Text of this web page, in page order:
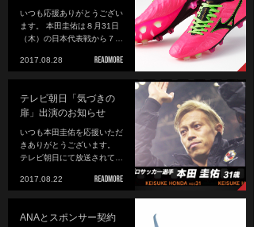
いつも応援ありがとうござい
ます。 本田圭佑は８月31日
（木）の日本代表戦から７…
2017.08.28
テレビ朝日「気づきの
扉」出演のお知らせ
いつも本田圭佑を応援いただ
きありがとうございます。
テレビ朝日にて放送されて…
2017.08.22
ANAとスポンサー契約